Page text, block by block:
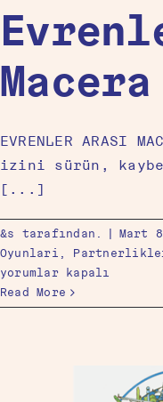
Macera
EVRENLER ARASI
izini sürün,
[...]
&s tarafından. | Mart
Oyunlari ,
yorumlar kapalı
Read More